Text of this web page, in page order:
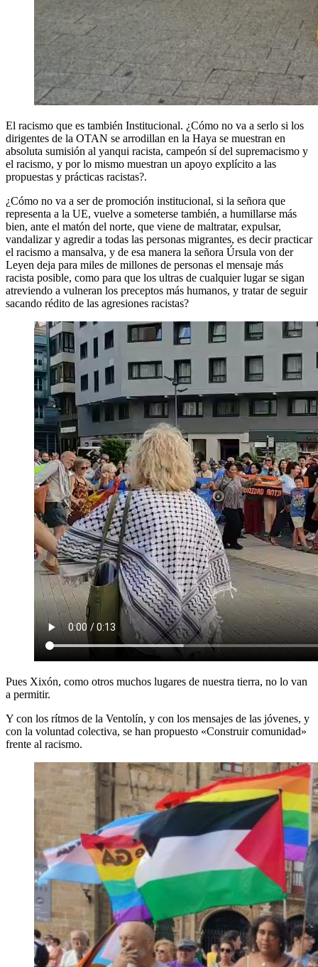
El racismo que es también Institucional. ¿Cómo no va a serlo si los
dirigentes de la OTAN se arrodillan en la Haya se muestran en
absoluta sumisión al yanqui racista, campeón sí del supremacismo y
el racismo, y por lo mismo muestran un apoyo explícito a las
propuestas y prácticas racistas?.
¿Cómo no va a ser de promoción institucional, si la señora que
representa a la UE, vuelve a someterse también, a humillarse más
bien, ante el matón del norte, que viene de maltratar, expulsar,
vandalizar y agredir a todas las personas migrantes, es decir practicar
el racismo a mansalva, y de esa manera la señora Úrsula von der
Leyen deja para miles de millones de personas el mensaje más
racista posible, como para que los ultras de cualquier lugar se sigan
atreviendo a vulneran los preceptos más humanos, y tratar de seguir
sacando rédito de las agresiones racistas?
Pues Xixón, como otros muchos lugares de nuestra tierra, no lo van
a permitir.
Y con los rítmos de la Ventolín, y con los mensajes de las jóvenes, y
con la voluntad colectiva, se han propuesto «Construir comunidad»
frente al racismo.